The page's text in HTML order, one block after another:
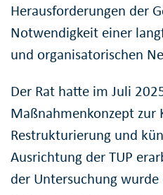
Herausforderungen der
Notwendigkeit einer
und organisatorischen
Der Rat hatte im Juli
Maßnahmenkonzept zur
Restrukturierung und
Ausrichtung der TUP
der Untersuchung wurde